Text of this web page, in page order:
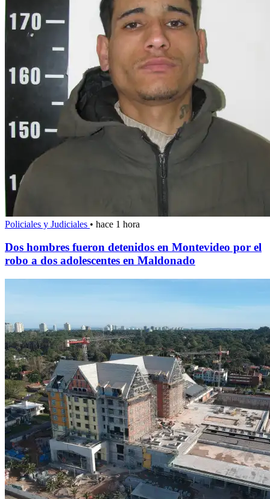
Policiales y Judiciales • hace 1 hora
Dos hombres fueron detenidos en Montevideo por el
robo a dos adolescentes en Maldonado